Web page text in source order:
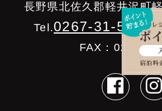
長野県北佐久郡軽井沢町
Tel.0267-31-5586/
FAX：0267-